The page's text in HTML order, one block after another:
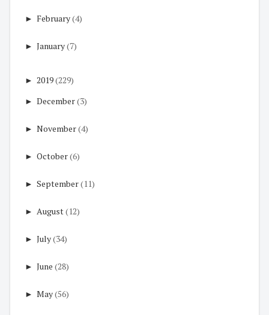
► February(4)
► January(7)
► 2019(229)
► December(3)
► November(4)
► October(6)
► September(11)
► August(12)
► July(34)
► June (28)
► May(56)